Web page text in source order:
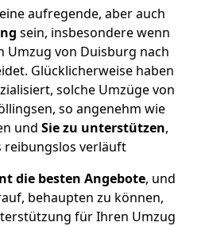
aufregende, aber auch
sein, insbesondere wenn
Umzug von Duisburg nach
Glücklicherweise haben
solche Umzüge von
so angenehm wie
und Sie zu unterstützen,
reibungslos verläuft
die besten Angebote, und
behaupten zu können,
für Ihren Umzug